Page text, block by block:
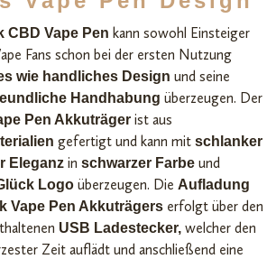
CBD Vape Pen kann sowohl Einsteiger
Fans schon bei der ersten Nutzung
wie handliches Design und seine
Handhabung überzeugen. Der
Pen Akkuträger ist aus
gefertigt und kann mit schlanker
Eleganz in schwarzer Farbe und
Logo überzeugen. Die Aufladung
Vape Pen Akkuträgers erfolgt über den
USB Ladestecker, welcher den
Zeit auflädt und anschließend eine